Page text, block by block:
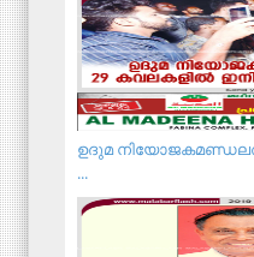
ഉദുമ
...